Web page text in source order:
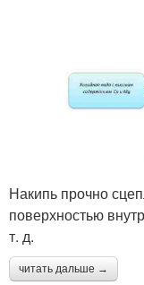
Накипь прочно
поверхностью
т. д.
читать дальше →